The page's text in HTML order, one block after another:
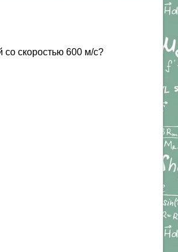
со скоростью 600 м/с?